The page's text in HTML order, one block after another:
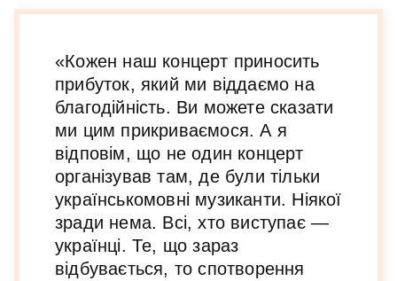
«Кожен наш концерт приносить
прибуток, який ми віддаємо на
благодійність. Ви можете сказати
ми цим прикриваємося. А я
відповім, що не один концерт
організував там, де були тільки
українськомовні музиканти. Ніякої
зради нема. Всі, хто виступає —
українці. Те, що зараз
відбувається, то спотворення